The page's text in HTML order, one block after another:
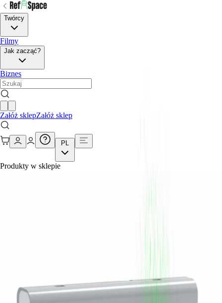
Twórcy
Filmy
Jak zacząć?
Biznes
Załóż sklepZałóż sklep
PL
Produkty w sklepie